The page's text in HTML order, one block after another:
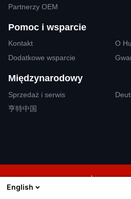
Partnerzy OEM
Pomoc i wsparcie
Kontakt
O
Dodatkowe wsparcie
Międzynarodowy
Sprzedaż i serwis
亨特中国
English